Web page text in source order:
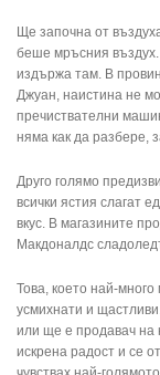
Ще започна от
беше мръсния
издържа там. В
Джуан, наистина не
пречиствателни
няма как да разбере,
Друго голямо
всички ястия слагат
вкус. В магазините
Макдоналдс
Това, което най-много
усмихнати и
или ще е продавач на
искрена радост и се